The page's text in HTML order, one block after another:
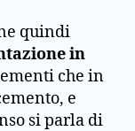
quindi
in
che in
e
si parla di